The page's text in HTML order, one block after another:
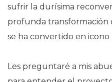
sufrir la durísima
profunda transformación
se ha convertido en
Les preguntaré a mis